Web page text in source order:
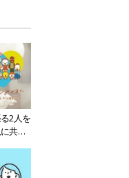
2人を
共感